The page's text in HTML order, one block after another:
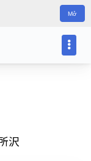
Mở
沢